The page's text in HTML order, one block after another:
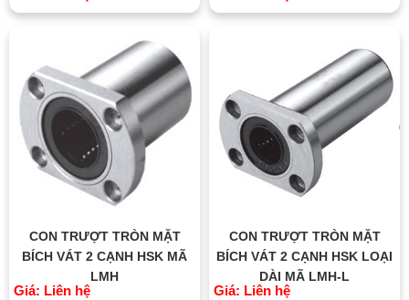
CON TRƯỢT TRÒN MẶT
BÍCH VÁT 2 CẠNH HSK MÃ
LMH
Giá: Liên hệ
CON TRƯỢT TRÒN MẶT
BÍCH VÁT 2 CẠNH HSK LOẠI
DÀI MÃ LMH-L
Giá: Liên hệ